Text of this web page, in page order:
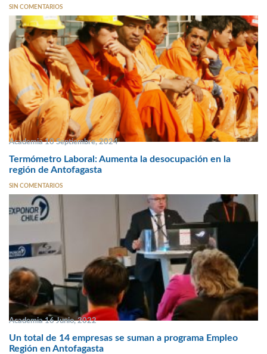
SIN COMENTARIOS
Academia 10 Septiembre, 2024
Termómetro Laboral: Aumenta la desocupación en la
región de Antofagasta
SIN COMENTARIOS
Academia 16 Junio, 2022
Un total de 14 empresas se suman a programa Empleo
Región en Antofagasta